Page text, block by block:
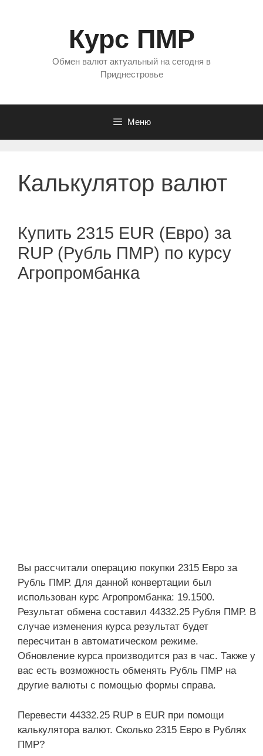
Курс ПМР
Обмен валют актуальный на сегодня в
Приднестровье
Меню
Калькулятор валют
Купить 2315 EUR (Евро) за
RUP (Рубль ПМР) по курсу
Агропромбанка
Вы рассчитали операцию покупки 2315 Евро за
Рубль ПМР. Для данной конвертации был
использован курс Агропромбанка: 19.1500.
Результат обмена составил 44332.25 Рубля ПМР. В
случае изменения курса результат будет
пересчитан в автоматическом режиме.
Обновление курса производится раз в час. Также у
вас есть возможность обменять Рубль ПМР на
другие валюты с помощью формы справа.
Перевести 44332.25 RUP в EUR при помощи
калькулятора валют. Сколько 2315 Евро в Рублях
ПМР?